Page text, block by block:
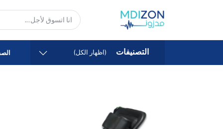
التصنيفات (اظهار الكل)